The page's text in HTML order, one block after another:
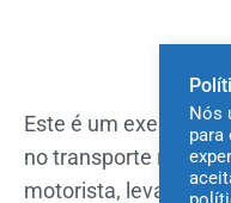
Este é um exemplo
no transporte
motorista, levando
Nós
para